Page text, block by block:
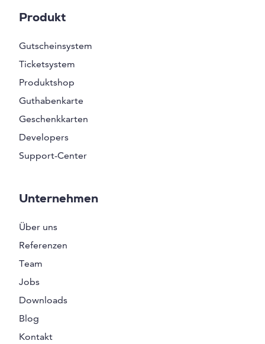
Produkt
Gutscheinsystem
Ticketsystem
Produktshop
Guthabenkarte
Geschenkkarten
Developers
Support-Center
Unternehmen
Über uns
Referenzen
Team
Jobs
Downloads
Blog
Kontakt